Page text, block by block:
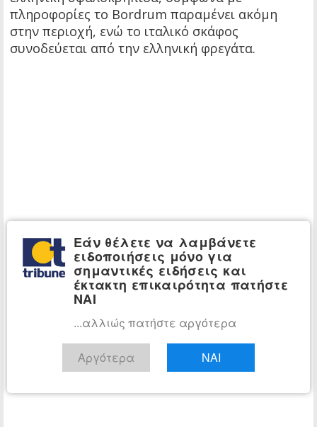
πληροφορίες το Bordrum παραμένει ακόμη
στην περιοχή, ενώ το ιταλικό σκάφος
συνοδεύεται από την ελληνική φρεγάτα.
Εάν θέλετε να λαμβάνετε
ειδοποιήσεις μόνο για
σημαντικές ειδήσεις και
έκτακτη επικαιρότητα πατήστε
ΝΑΙ
...αλλιώς πατήστε αργότερα
Αργότερα ΝΑΙ